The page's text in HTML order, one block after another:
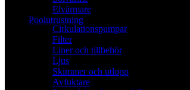
Elvärmare
Poolutrustning
Cirkulationspumpar
Filter
Liner och tillbehör
Ljus
Skimmer och utlopp
Avfuktare